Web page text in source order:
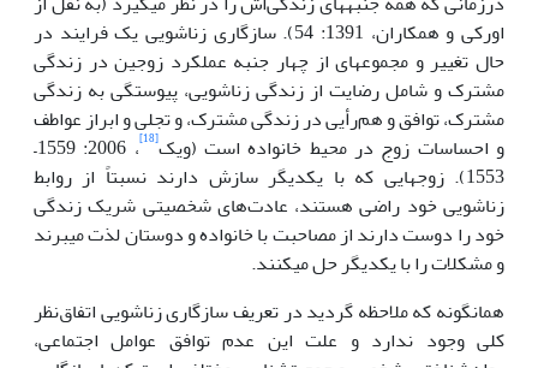
اورکی و همکاران، 1391: 54). سازگاری زناشویی یک فرایند در
حال تغییر و مجموعه­ای از چهار جنبه عملکرد زوجین در زندگی
مشترک و شامل رضایت از زندگی زناشویی، پیوستگی به زندگی
مشترک، توافق و هم‌رأیی در زندگی مشترک، و تجلی و ابراز عواطف
و احساسات زوج در محیط خانواده است (ویک[18]
، 2006: 1559­–
1553). زوج­هایی که با یکدیگر سازش دارند نسبتاً از روابط
زناشویی خود راضی هستند، عادت‌های شخصیتی شریک زندگی
خود را دوست دارند از مصاحبت با خانواده و دوستان لذت می­برند
و مشکلات را با یکدیگر حل می­کنند.
همان­گونه که ملاحظه گردید در تعریف سازگاری زناشویی اتفاق‌نظر
کلی وجود ندارد و علت این عدم توافق عوامل اجتماعی،